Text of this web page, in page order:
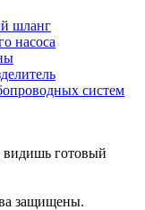
шланг
насоса
систем
видишь готовый
защищены.